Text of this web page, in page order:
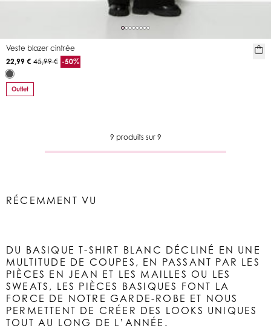
Veste blazer cintrée
22,99 € 45,99 € -50%
Outlet
9 produits sur 9
RÉCEMMENT VU
DU BASIQUE T-SHIRT BLANC DÉCLINÉ EN UNE
MULTITUDE DE COUPES, EN PASSANT PAR LES
PIÈCES EN JEAN ET LES MAILLES OU LES
SWEATS, LES PIÈCES BASIQUES FONT LA
FORCE DE NOTRE GARDE-ROBE ET NOUS
PERMETTENT DE CRÉER DES LOOKS UNIQUES
TOUT AU LONG DE L’ANNÉE.